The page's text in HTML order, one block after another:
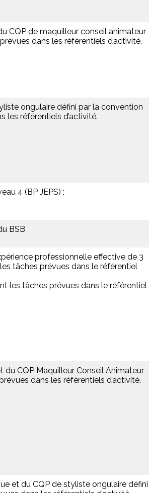
CQP de maquilleur conseil animateur
dans les référentiels d’activité.
ongulaire défini par la convention
les référentiels d’activité.
4 (BP JEPS) ;
BSB
professionnelle effective de 3
tâches prévues dans le référentiel
les tâches prévues dans le référentiel
du CQP Maquilleur Conseil Animateur
dans les référentiels d’activité.
et du CQP de styliste ongulaire défini